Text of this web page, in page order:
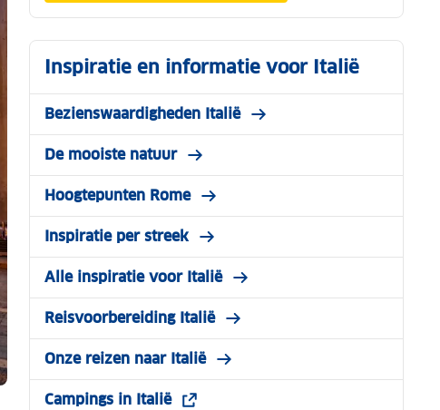
Inspiratie en informatie voor Italië
Bezienswaardigheden Italië
De mooiste natuur
Hoogtepunten Rome
Inspiratie per streek
Alle inspiratie voor Italië
Reisvoorbereiding Italië
Onze reizen naar Italië
Campings in Italië